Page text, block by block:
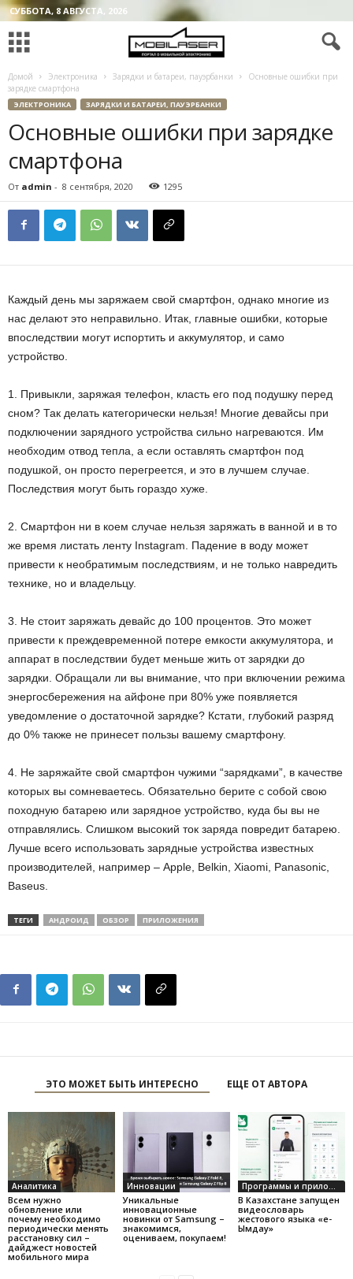
СУББОТА, 8 АВГУСТА, 2026
Домой Электроника Зарядки и батареи, пауэрбанки
Основные ошибки при
зарядке смартфона
ЭЛЕКТРОНИКА ЗАРЯДКИ И БАТАРЕИ, ПАУЭРБАНКИ
Основные ошибки при зарядке
смартфона
От admin - 8 сентября, 2020 1295
Каждый день мы заряжаем свой смартфон, однако многие из
нас делают это неправильно. Итак, главные ошибки, которые
впоследствии могут испортить и аккумулятор, и само
устройство.
1. Привыкли, заряжая телефон, класть его под подушку перед
сном? Так делать категорически нельзя! Многие девайсы при
подключении зарядного устройства сильно нагреваются. Им
необходим отвод тепла, а если оставлять смартфон под
подушкой, он просто перегреется, и это в лучшем случае.
Последствия могут быть гораздо хуже.
2. Смартфон ни в коем случае нельзя заряжать в ванной и в то
же время листать ленту Instagram. Падение в воду может
привести к необратимым последствиям, и не только навредить
технике, но и владельцу.
3. Не стоит заряжать девайс до 100 процентов. Это может
привести к преждевременной потере емкости аккумулятора, и
аппарат в последствии будет меньше жить от зарядки до
зарядки. Обращали ли вы внимание, что при включении режима
энергосбережения на айфоне при 80% уже появляется
уведомление о достаточной зарядке? Кстати, глубокий разряд
до 0% также не принесет пользы вашему смартфону.
4. Не заряжайте свой смартфон чужими “зарядками”, в качестве
которых вы сомневаетесь. Обязательно берите с собой свою
походную батарею или зарядное устройство, куда бы вы не
отправлялись. Слишком высокий ток заряда повредит батарею.
Лучше всего использовать зарядные устройства известных
производителей, например – Apple, Belkin, Xiaomi, Panasonic,
Baseus.
ТЕГИ АНДРОИД ОБЗОР ПРИЛОЖЕНИЯ
ЭТО МОЖЕТ БЫТЬ ИНТЕРЕСНО ЕЩЕ ОТ АВТОРА
Аналитика
Всем нужно
обновление или
почему необходимо
периодически менять
расстановку сил –
дайджест новостей
мобильного мира
Инновации
Уникальные
инновационные
новинки от Samsung –
знакомимся,
оцениваем, покупаем!
В Казахстане запущен
видеословарь
жестового языка «е-
Ымдау»